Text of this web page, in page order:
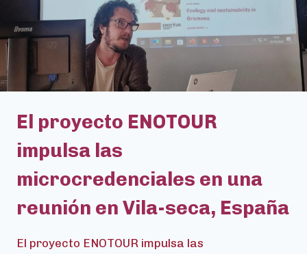
El proyecto ENOTOUR
impulsa las
microcredenciales en una
reunión en Vila-seca, España
El proyecto ENOTOUR impulsa las